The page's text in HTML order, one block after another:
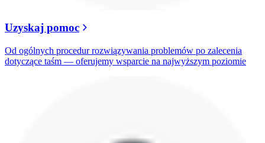
Uzyskaj pomoc
Od ogólnych procedur rozwiązywania problemów po zalecenia
dotyczące taśm — oferujemy wsparcie na najwyższym poziomie